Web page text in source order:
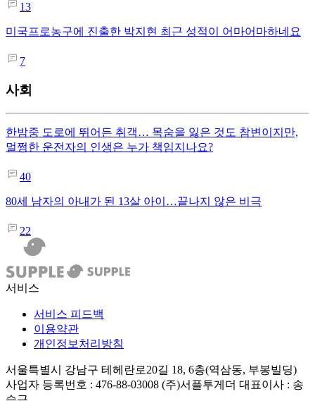
13
미국프로농구에 진출한 박지현 최근 성적이 어마어마하네요
7
사회
한밤중 도로에 뛰어든 취객… 목숨을 잃은 것도 참변이지만,
멀쩡한 운전자의 인생은 누가 책임지나요?
40
80세 남자의 아내가 된 13살 아이…끝나지 않은 비극
22
서비스
서비스 피드백
이용약관
개인정보처리방침
서울특별시 강남구 테헤란로20길 18, 6층(역삼동, 부봉빌딩)
사업자 등록번호 : 476-88-03008 (주)서플투게더 대표이사 : 송